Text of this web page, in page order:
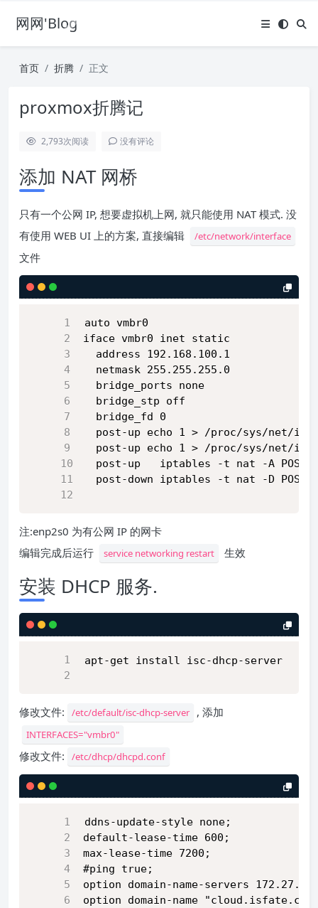
网网'Blog
首页 折腾 正文
proxmox折腾记
2,793次阅读 没有评论
添加 NAT 网桥
只有一个公网 IP, 想要虚拟机上网, 就只能使用 NAT 模式. 没
有使用 WEB UI 上的方案, 直接编辑
/etc/network/interface
文件
auto vmbr0
iface vmbr0 inet static
  address 192.168.100.1
  netmask 255.255.255.0
  bridge_ports none
  bridge_stp off
  bridge_fd 0
post-up echo 1 > /proc/sys/net/
post-up echo 1 > /proc/sys/net/
post-up   iptables -t nat -A
post-down iptables -t nat -D
注:enp2s0 为有公网 IP 的网卡
编辑完成后运行
service networking restart 生效
安装 DHCP 服务.
apt-get install isc-dhcp-server
修改文件: /etc/default/isc-dhcp-server , 添加
INTERFACES="vmbr0"
修改文件: /etc/dhcp/dhcpd.conf
ddns-update-style none;
default-lease-time 600;
max-lease-time 7200;
#ping true;
option domain-name-servers
option domain-name